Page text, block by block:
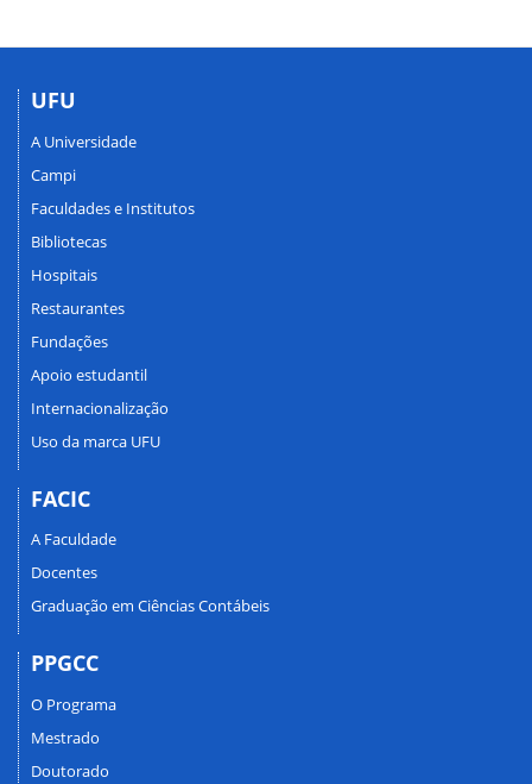
UFU
A Universidade
Campi
Faculdades e Institutos
Bibliotecas
Hospitais
Restaurantes
Fundações
Apoio estudantil
Internacionalização
Uso da marca UFU
FACIC
A Faculdade
Docentes
Graduação em Ciências Contábeis
PPGCC
O Programa
Mestrado
Doutorado